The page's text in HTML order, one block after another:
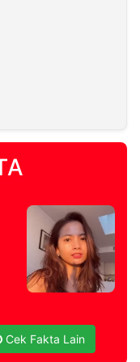
Cek Fakta Lain